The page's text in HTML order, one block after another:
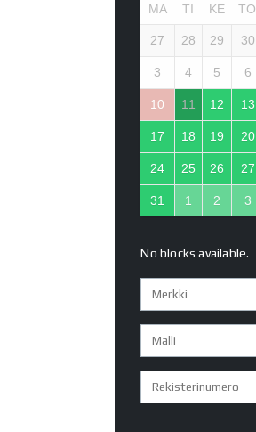
MA TI KE TO
27 28 29 30
3 4 5 6
10 11 12 13
17 18 19 20
24 25 26 27
31 1 2 3
No blocks available.